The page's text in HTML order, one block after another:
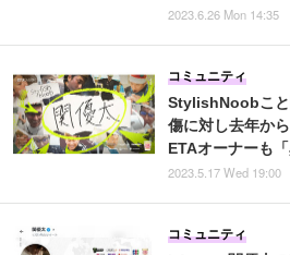
2023.6.26 Mon 14:35
StylishNoobこと
傷に対し去年か
ETAオーナーも
コミュニティ
2023.5.17 Wed 19:00
コミュニティ